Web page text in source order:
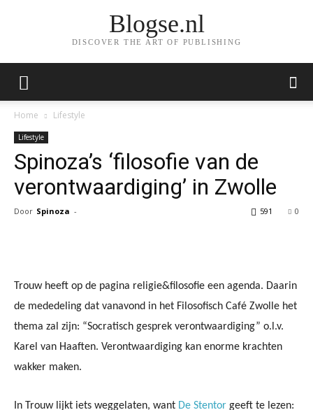
Blogse.nl
DISCOVER THE ART OF PUBLISHING
Home Lifestyle
Lifestyle
Spinoza’s ‘filosofie van de
verontwaardiging’ in Zwolle
Door Spinoza - 0
591
Trouw heeft op de pagina religie&filosofie een agenda. Daarin
de mededeling dat vanavond in het Filosofisch Café Zwolle het
thema zal zijn: “Socratisch gesprek verontwaardiging” o.l.v.
Karel van Haaften. Verontwaardiging kan enorme krachten
wakker maken.
In Trouw lijkt iets weggelaten, want De Stentor geeft te lezen: